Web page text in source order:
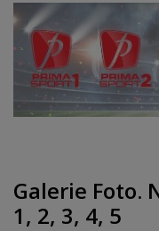
Galerie Foto.
1, 2, 3, 4, 5